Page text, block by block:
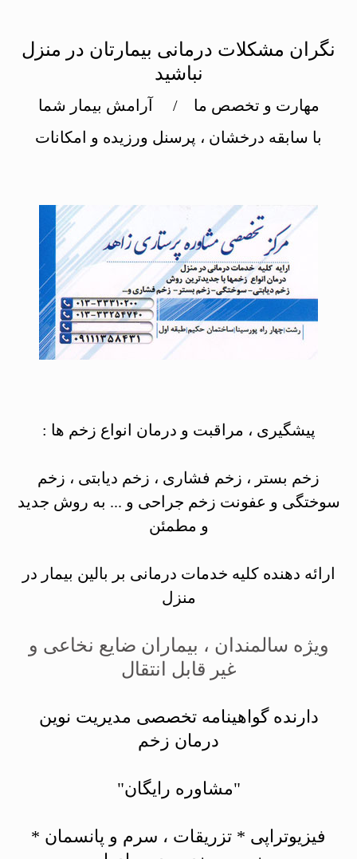
نگران مشکلات درمانی بیمارتان در منزل
نباشید
مهارت و تخصص ما / آرامش بیمار شما
با سابقه درخشان ، پرسنل ورزیده و امکانات
پیشگیری ، مراقبت و درمان انواع زخم ها :
زخم بستر ، زخم فشاری ، زخم دیابتی ، زخم
سوختگی و عفونت زخم جراحی و ... به روش جدید
و مطمئن
ارائه دهنده کلیه خدمات درمانی بر بالین بیمار در
منزل
ویژه سالمندان ، بیماران ضایع نخاعی و
غیر قابل انتقال
دارنده گواهینامه تخصصی مدیریت نوین
درمان زخم
"مشاوره رایگان"
فیزیوتراپی * تزریقات ، سرم و پانسمان *